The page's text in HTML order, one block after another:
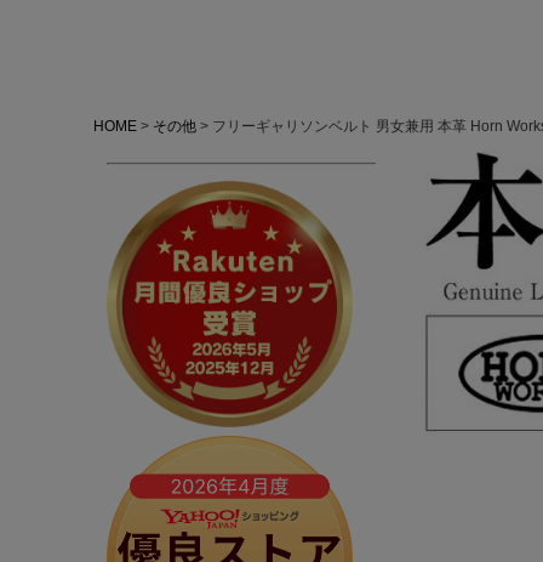
HOME その他 フリーギャリソンベルト 男女兼用 本革 Horn